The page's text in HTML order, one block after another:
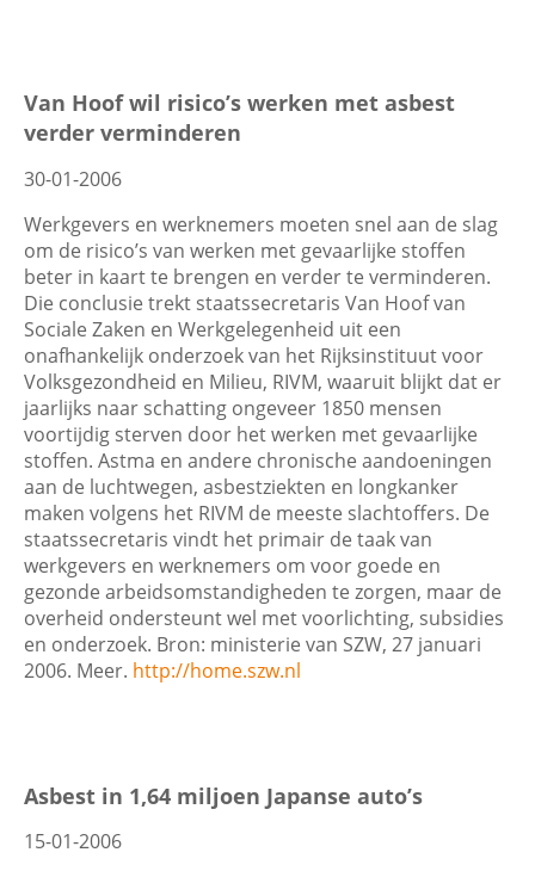
Van Hoof wil risico’s werken met asbest
verder verminderen
30-01-2006
Werkgevers en werknemers moeten snel aan de slag
om de risico’s van werken met gevaarlijke stoffen
beter in kaart te brengen en verder te verminderen.
Die conclusie trekt staatssecretaris Van Hoof van
Sociale Zaken en Werkgelegenheid uit een
onafhankelijk onderzoek van het Rijksinstituut voor
Volksgezondheid en Milieu, RIVM, waaruit blijkt dat er
jaarlijks naar schatting ongeveer 1850 mensen
voortijdig sterven door het werken met gevaarlijke
stoffen. Astma en andere chronische aandoeningen
aan de luchtwegen, asbestziekten en longkanker
maken volgens het RIVM de meeste slachtoffers. De
staatssecretaris vindt het primair de taak van
werkgevers en werknemers om voor goede en
gezonde arbeidsomstandigheden te zorgen, maar de
overheid ondersteunt wel met voorlichting, subsidies
en onderzoek. Bron: ministerie van SZW, 27 januari
2006. Meer. http://home.szw.nl
Asbest in 1,64 miljoen Japanse auto’s
15-01-2006